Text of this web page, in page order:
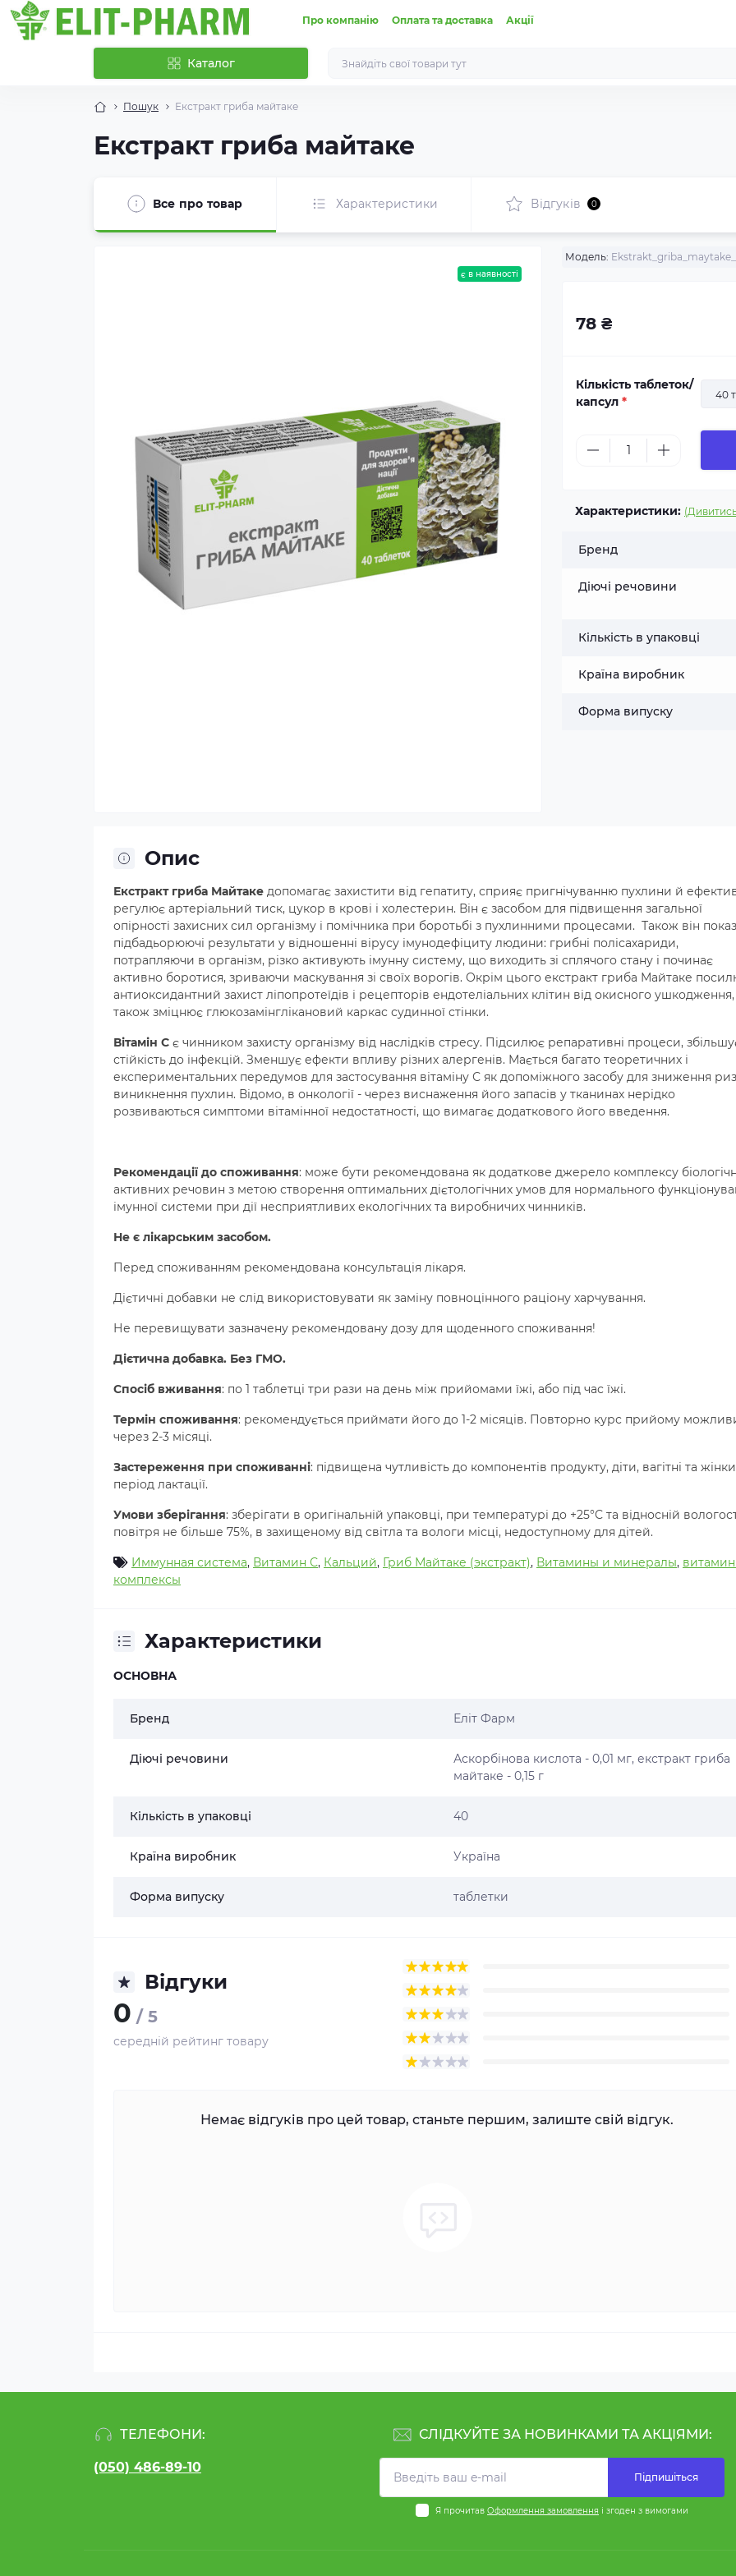
Про компанію Оплата та доставка Акції
Каталог
Пошук Екстракт гриба майтаке
Екстракт гриба майтаке
Все про товар Характеристики Відгуків 0
є в наявності
Модель:
78 ₴
Кількість таблеток/
капсул * 40
Характеристики: (Дивитись
Бренд
Діючі речовини
Кількість в упаковці
Країна виробник
Форма випуску
Опис
Екстракт гриба Майтаке допомагає захистити від гепатиту, сприяє пригнічуванню пухлини й
регулює артеріальний тиск, цукор в крові і холестерин. Він є засобом для підвищення загальної
опірності захисних сил організму і помічника при боротьбі з пухлинними процесами. Також він
підбадьорюючі результати у відношенні вірусу імунодефіциту людини: грибні полісахариди,
потрапляючи в організм, різко активують імунну систему, що виходить зі сплячого стану і починає
активно боротися, зриваючи маскування зі своїх ворогів. Окрім цього екстракт гриба Майтаке
антиоксидантний захист ліпопротеїдів і рецепторів ендотеліальних клітин від окисного ушкодження,
також зміцнює глюкозамінглікановий каркас судинної стінки.
Вітамін С є чинником захисту організму від наслідків стресу. Підсилює репаративні процеси,
стійкість до інфекцій. Зменшує ефекти впливу різних алергенів. Мається багато теоретичних і
експериментальних передумов для застосування вітаміну С як допоміжного засобу для зниження
виникнення пухлин. Відомо, в онкології - через виснаження його запасів у тканинах нерідко
розвиваються симптоми вітамінної недостатності, що вимагає додаткового його введення.
Рекомендації до споживання: може бути рекомендована як додаткове джерело комплексу
активних речовин з метою створення оптимальних дієтологічних умов для нормального
імунної системи при дії несприятливих екологічних та виробничих чинників.
Не є лікарським засобом.
Перед споживанням рекомендована консультація лікаря.
Дієтичні добавки не слід використовувати як заміну повноцінного раціону харчування.
Не перевищувати зазначену рекомендовану дозу для щоденного споживання!
Дієтична добавка. Без ГМО.
Спосіб вживання: по 1 таблетці три рази на день між прийомами їжі, або під час їжі.
Термін споживання: рекомендується приймати його до 1-2 місяців. Повторно курс прийому
через 2-3 місяцi.
Застереження при споживанні: підвищена чутливість до компонентів продукту, діти, вагітні та
період лактації.
Умови зберігання: зберігати в оригінальній упаковці, при температурі до +25°С та відносній
повітря не більше 75%, в захищеному від світла та вологи місці, недоступному для дітей.
Иммунная система, Витамин С, Кальций, Гриб Майтаке (экстракт), Витамины и минералы,
комплексы
Характеристики
ОСНОВНА
Бренд Еліт Фарм
Діючі речовини
Аскорбінова кислота - 0,01 мг, екстракт гриба
майтаке - 0,15 г
Кількість в упаковці 40
Країна виробник Україна
Форма випуску таблетки
Відгуки
0 / 5
середній рейтинг товару
Немає відгуків про цей товар, станьте першим, залиште свій відгук.
ТЕЛЕФОНИ:
(050) 486-89-10
СЛІДКУЙТЕ ЗА НОВИНКАМИ ТА АКЦІЯМИ:
Підпишіться
Я прочитав Оформлення замовлення і згоден з вимогами